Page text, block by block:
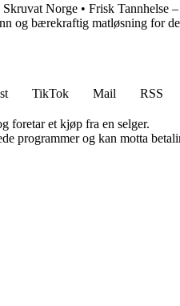
Skruvat Norge • Frisk Tannhelse
og bærekraftig matløsning for
TikTok Mail
RSS
foretar et kjøp fra en selger.
programmer og kan motta